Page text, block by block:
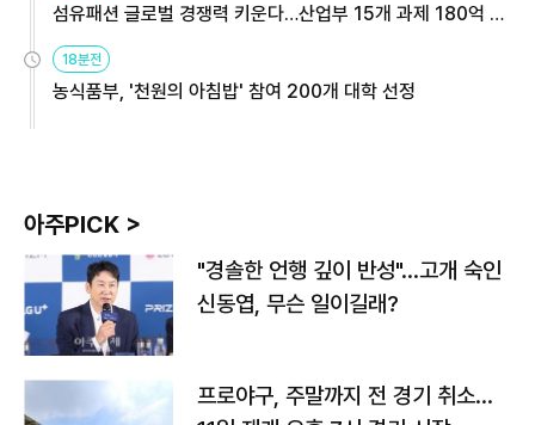
섬유패션 글로벌 경쟁력 키운다…산업부 15개 과제 180억 지
원
18분전
농식품부, '천원의 아침밥' 참여 200개 대학 선정
아주PICK >
"경솔한 언행 깊이 반성"…고개 숙인
신동엽, 무슨 일이길래?
프로야구, 주말까지 전 경기 취소…